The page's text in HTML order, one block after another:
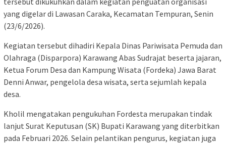
yang digelar di Lawasan Caraka, Kecamatan Tempuran, Senin
(23/6/2026).
Kegiatan tersebut dihadiri Kepala Dinas Pariwisata Pemuda dan
Olahraga (Disparpora) Karawang Abas Sudrajat beserta jajaran,
Ketua Forum Desa dan Kampung Wisata (Fordeka) Jawa Barat
Denni Anwar, pengelola desa wisata, serta sejumlah kepala
desa.
Kholil mengatakan pengukuhan Fordesta merupakan tindak
lanjut Surat Keputusan (SK) Bupati Karawang yang diterbitkan
pada Februari 2026. Selain pelantikan pengurus, kegiatan juga